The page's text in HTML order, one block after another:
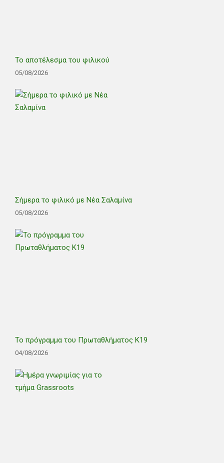
Το αποτέλεσμα του φιλικού
05/08/2026
Σήμερα το φιλικό με Νέα Σαλαμίνα
05/08/2026
Το πρόγραμμα του Πρωταθλήματος Κ19
04/08/2026